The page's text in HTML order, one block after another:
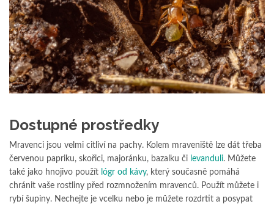
Dostupné prostředky
Mravenci jsou velmi citliví na pachy. Kolem mraveniště lze dát třeba
červenou papriku, skořici, majoránku, bazalku či levanduli. Můžete
také jako hnojivo použít lógr od kávy, který současně pomáhá
chránit vaše rostliny před rozmnožením mravenců. Použít můžete i
rybí šupiny. Nechejte je vcelku nebo je můžete rozdrtit a posypat